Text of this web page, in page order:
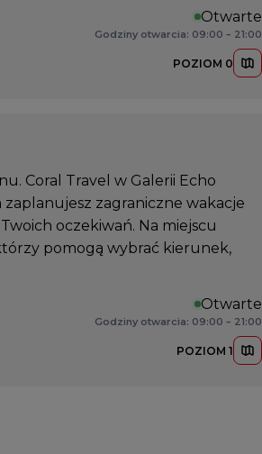
Otwarte
Godziny otwarcia: 09:00 – 21:00
POZIOM 0
Coral Travel w Galerii Echo
zagraniczne wakacje
oczekiwań. Na miejscu
pomogą wybrać kierunek,
Otwarte
Godziny otwarcia: 09:00 – 21:00
POZIOM 1